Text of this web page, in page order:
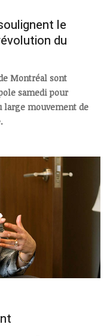
le
du
Montréal sont
samedi pour
mouvement de